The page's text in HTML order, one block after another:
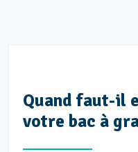
Quand faut-il
votre bac à